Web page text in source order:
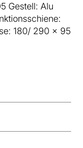
Gestell: Alu
180/ 290 x 95